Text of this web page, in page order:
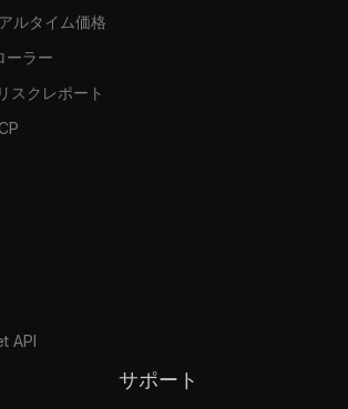
ルタイム価格
ーラー
スクレポート
API
サポート